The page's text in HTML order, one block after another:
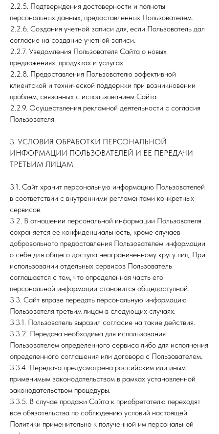
2.2.5. Подтверждения достоверности и полноты
персональных данных, предоставленных Пользователем.
2.2.6. Создания учетной записи для, если Пользователь дал
согласие на создание учетной записи.
2.2.7. Уведомления Пользователя Сайта о новых
предложениях, продуктах и услугах.
2.2.8. Предоставления Пользователю эффективной
клиентской и технической поддержки при возникновении
проблем, связанных с использованием Сайта.
2.2.9. Осуществления рекламной деятельности с согласия
Пользователя.
3. УСЛОВИЯ ОБРАБОТКИ ПЕРСОНАЛЬНОЙ
ИНФОРМАЦИИ ПОЛЬЗОВАТЕЛЕЙ И ЕЕ ПЕРЕДАЧИ
ТРЕТЬИМ ЛИЦАМ
3.1. Сайт хранит персональную информацию Пользователей
в соответствии с внутренними регламентами конкретных
сервисов.
3.2. В отношении персональной информации Пользователя
сохраняется ее конфиденциальность, кроме случаев
добровольного предоставления Пользователем информации
о себе для общего доступа неограниченному кругу лиц. При
использовании отдельных сервисов Пользователь
соглашается с тем, что определенная часть его
персональной информации становится общедоступной.
3.3. Сайт вправе передать персональную информацию
Пользователя третьим лицам в следующих случаях:
3.3.1. Пользователь выразил согласие на такие действия.
3.3.2. Передача необходима для использования
Пользователем определенного сервиса либо для исполнения
определенного соглашения или договора с Пользователем.
3.3.4. Передача предусмотрена российским или иным
применимым законодательством в рамках установленной
законодательством процедуры.
3.3.5. В случае продажи Сайта к приобретателю переходят
все обязательства по соблюдению условий настоящей
Политики применительно к полученной им персональной